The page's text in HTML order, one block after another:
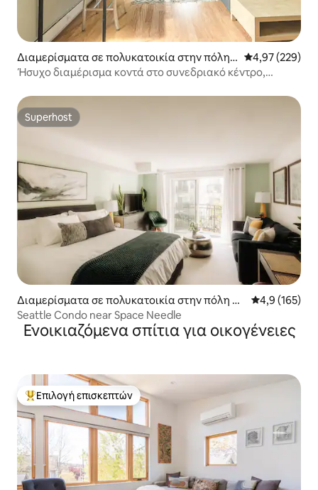
Διαμερίσματα σε πολυκατοικία στην πόλη Σ
ιάτλ
Μέση
4,97 (229)
Ήσυχο διαμέρισμα κοντά στο συνεδριακό κέντρο,
Superhost
Superhost
Διαμερίσματα σε πολυκατοικία στην πόλη Σι
άτλ
Μέση
4,9 (165)
Seattle Condo near Space Needle
Ενοικιαζόμενα σπίτια για οικογένειες
Κορυφαία επιλογή επισκεπτών
Επιλογή επισκεπτών